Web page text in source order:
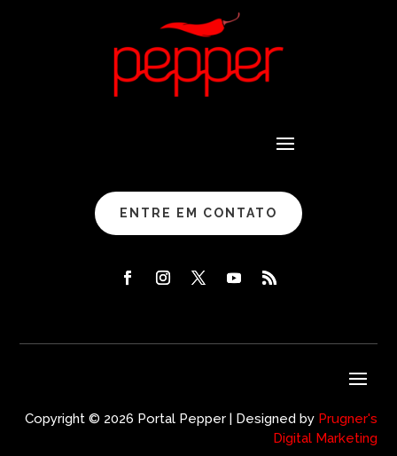
ENTRE EM CONTATO
Copyright © 2026 Portal Pepper | Designed by Prugner's
Digital Marketing